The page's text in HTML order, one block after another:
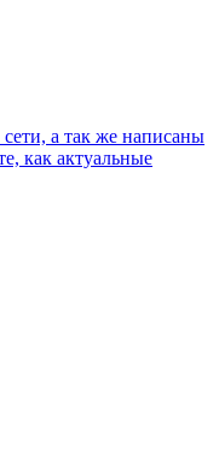
а так же написаны
как актуальные